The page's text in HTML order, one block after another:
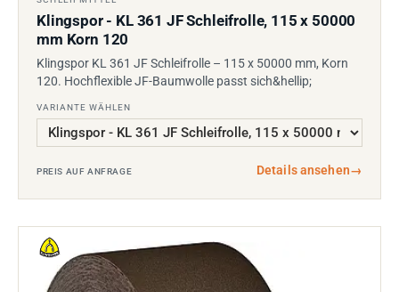
Klingspor - KL 361 JF Schleifrolle, 115 x 50000
mm Korn 120
Klingspor KL 361 JF Schleifrolle – 115 x 50000 mm, Korn
120. Hochflexible JF-Baumwolle passt sich&hellip;
VARIANTE WÄHLEN
PREIS AUF ANFRAGE Details ansehen→